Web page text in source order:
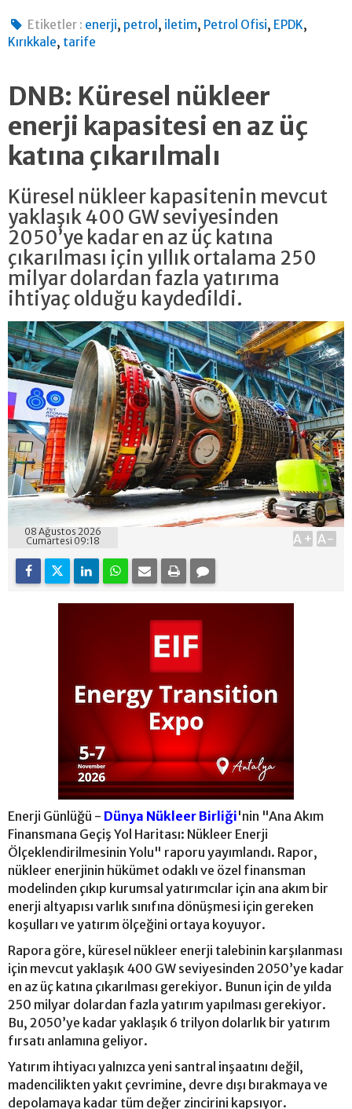
Etiketler : enerji, petrol , iletim, Petrol Ofisi, EPDK,
Kırıkkale, tarife
DNB: Küresel nükleer
enerji kapasitesi en az üç
katına çıkarılmalı
Küresel nükleer kapasitenin mevcut
yaklaşık 400 GW seviyesinden
2050’ye kadar en az üç katına
çıkarılması için yıllık ortalama 250
milyar dolardan fazla yatırıma
ihtiyaç olduğu kaydedildi.
08 Ağustos 2026
Cumartesi 09:18
A+ A-
Enerji Günlüğü - Dünya Nükleer Birliği'nin "Ana Akım
Finansmana Geçiş Yol Haritası: Nükleer Enerji
Ölçeklendirilmesinin Yolu" raporu yayımlandı. Rapor,
nükleer enerjinin hükümet odaklı ve özel finansman
modelinden çıkıp kurumsal yatırımcılar için ana akım bir
enerji altyapısı varlık sınıfına dönüşmesi için gereken
koşulları ve yatırım ölçeğini ortaya koyuyor.
Rapora göre, küresel nükleer enerji talebinin karşılanması
için mevcut yaklaşık 400 GW seviyesinden 2050’ye kadar
en az üç katına çıkarılması gerekiyor. Bunun için de yılda
250 milyar dolardan fazla yatırım yapılması gerekiyor.
Bu, 2050’ye kadar yaklaşık 6 trilyon dolarlık bir yatırım
fırsatı anlamına geliyor.
Yatırım ihtiyacı yalnızca yeni santral inşaatını değil,
madencilikten yakıt çevrimine, devre dışı bırakmaya ve
depolamaya kadar tüm değer zincirini kapsıyor.